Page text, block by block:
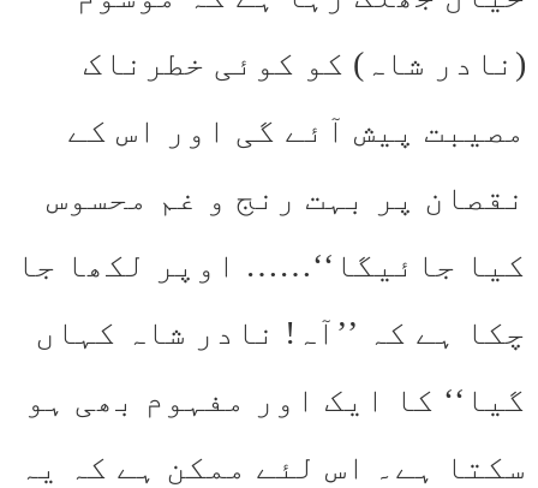
(نادر شاہ) کو کوئی خطرناک
مصیبت پیش آئے گی اور اس کے
نقصان پر بہت رنج و غم محسوس
کیا جائیگا‘‘…… اوپر لکھا جا
چکا ہے کہ ’’آہ! نادر شاہ کہاں
گیا‘‘ کا ایک اور مفہوم بھی ہو
سکتا ہے۔ اس لئے ممکن ہے کہ یہ